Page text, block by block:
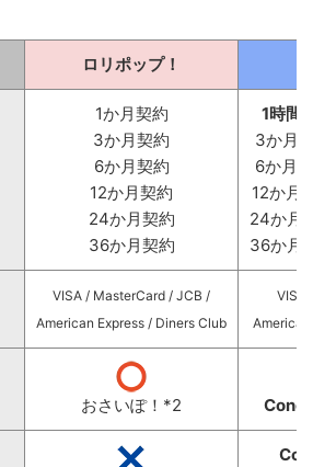
ロリポップ！
1か月契約
3か月契約
6か月契約
12か月契約
24か月契約
36か月契約
1時間
3か月
6か月
12か月
24か月
36か月
VISA / MasterCard / JCB /
American Express / Diners Club
VISA
おさいぽ！*2